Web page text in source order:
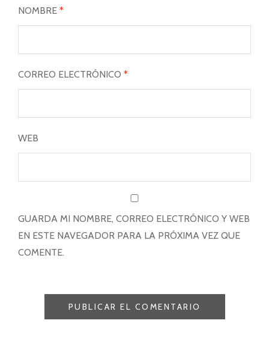
NOMBRE *
CORREO ELECTRÓNICO *
WEB
GUARDA MI NOMBRE, CORREO ELECTRÓNICO Y WEB
EN ESTE NAVEGADOR PARA LA PRÓXIMA VEZ QUE
COMENTE.